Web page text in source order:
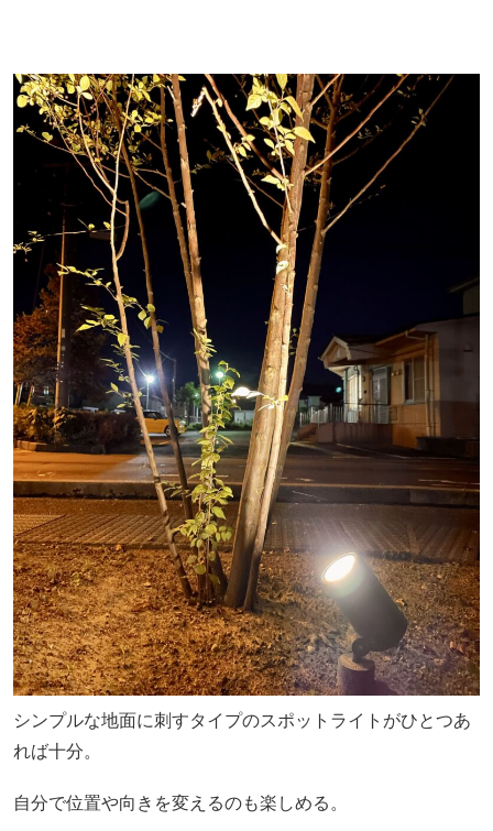
シンプルな地面に刺すタイプのスポットライトがひとつあ
れば十分。
自分で位置や向きを変えるのも楽しめる。